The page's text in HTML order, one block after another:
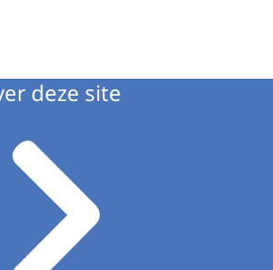
deze site